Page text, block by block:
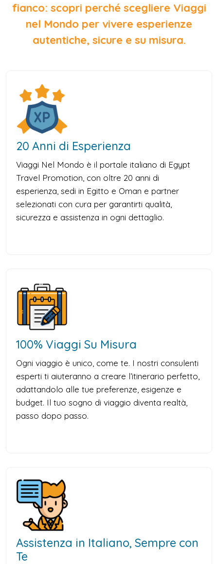
fianco: scopri perché scegliere Viaggi
nel Mondo per vivere esperienze
autentiche, sicure e su misura.
20 Anni di Esperienza
Viaggi Nel Mondo è il portale italiano di Egypt
Travel Promotion, con oltre 20 anni di
esperienza, sedi in Egitto e Oman e partner
selezionati con cura per garantirti qualità,
sicurezza e assistenza in ogni dettaglio.
100% Viaggi Su Misura
Ogni viaggio è unico, come te. I nostri consulenti
esperti ti aiuteranno a creare l’itinerario perfetto,
adattandolo alle tue preferenze, esigenze e
budget. Il tuo sogno di viaggio diventa realtà,
passo dopo passo.
Assistenza in Italiano, Sempre con
Te